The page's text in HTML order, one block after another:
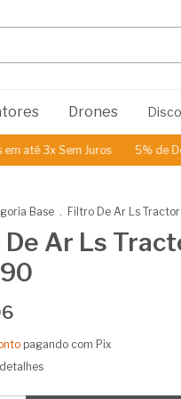
Drones
até 3x Sem Juros 5% de
Base . Filtro De Ar Ls Tractor
Ar Ls
pagando com Pix